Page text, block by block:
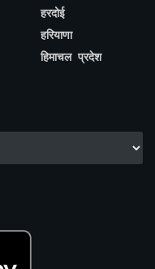
हरदोई
हरियाणा
हिमाचल प्रदेश